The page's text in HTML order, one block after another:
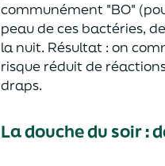
communément "BO"
peau de ces bactéries,
la nuit. Résultat : on
risque réduit de
draps.
La douche du soir :